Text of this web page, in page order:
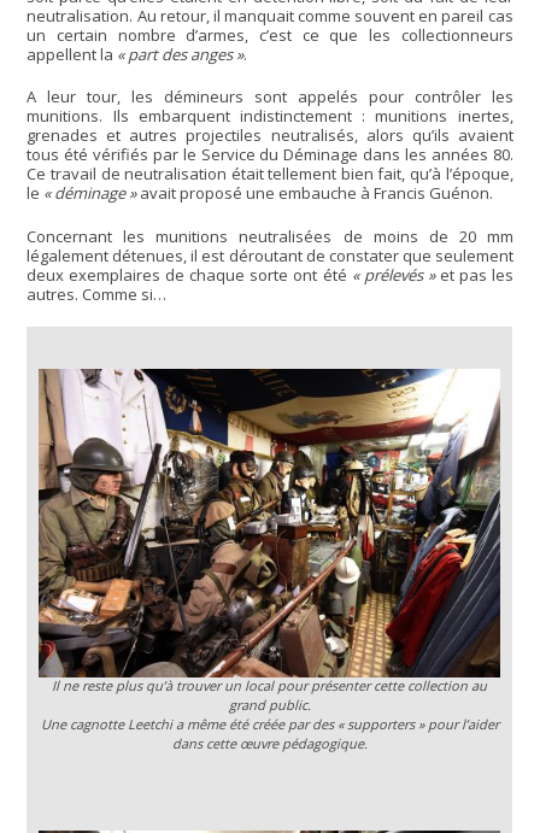
neutralisation. Au retour, il manquait comme souvent en pareil cas
un certain nombre d’armes, c’est ce que les collectionneurs
appellent la « part des anges ».
A leur tour, les démineurs sont appelés pour contrôler les
munitions. Ils embarquent indistinctement : munitions inertes,
grenades et autres projectiles neutralisés, alors qu’ils avaient
tous été vérifiés par le Service du Déminage dans les années 80.
Ce travail de neutralisation était tellement bien fait, qu’à l’époque,
le « déminage »avait proposé une embauche à Francis Guénon.
Concernant les munitions neutralisées de moins de 20 mm
légalement détenues, il est déroutant de constater que seulement
deux exemplaires de chaque sorte ont été « prélevés »et pas les
autres. Comme si…
Il ne reste plus qu’à trouver un local pour présenter cette collection au
grand public.
Une cagnotte Leetchi a même été créée par des « supporters » pour l’aider
dans cette œuvre pédagogique.